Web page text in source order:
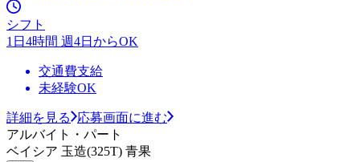
シフト
1日4時間 週4日からOK
交通費支給
未経験OK
詳細を見る
応募画面に進む
アルバイト・パート
ベイシア 玉造(325T) 青果